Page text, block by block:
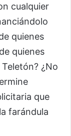
cualquier
quienes
quienes
¿No
que
farándula